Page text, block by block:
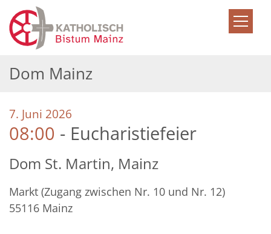
Zum Inhalt springen
Dom Mainz
7. Juni 2026
08:00 Eucharistiefeier
Dom St. Martin, Mainz
Markt (Zugang zwischen Nr. 10 und Nr. 12)
55116 Mainz